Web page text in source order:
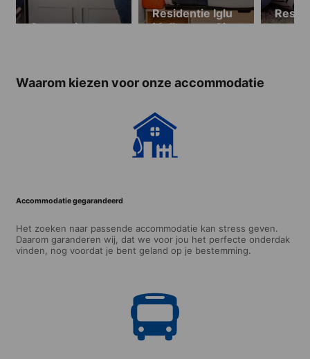
Gastgezin
Residentie Iglu
Melbourne City
2 weken /
weken)
Waarom kiezen voor onze accommodatie
Accommodatie gegarandeerd
Het zoeken naar passende accommodatie kan stress geven.
Daarom garanderen wij, dat we voor jou het perfecte onderdak
vinden, nog voordat je bent geland op je bestemming.